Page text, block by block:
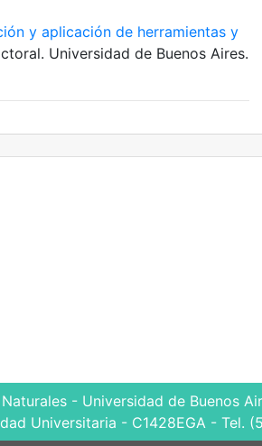
y aplicación de herramientas y
Universidad de Buenos Aires.
- Universidad de Buenos
Universitaria - C1428EGA - Tel.